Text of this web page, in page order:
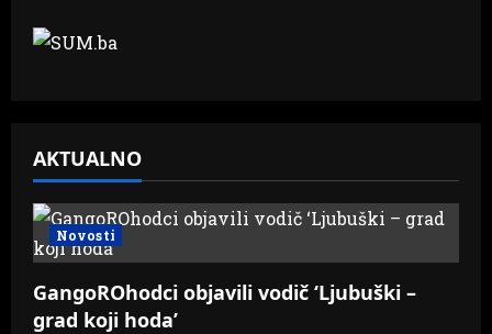
AKTUALNO
Novosti
GangoROhodci objavili vodič ‘Ljubuški –
grad koji hoda’